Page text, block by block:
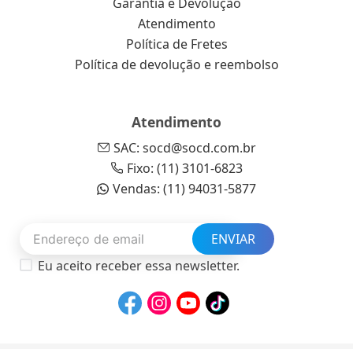
Atendimento
Política de Fretes
Política de devolução e reembolso
Atendimento
SAC: socd@socd.com.br
Fixo: (11) 3101-6823
Vendas: (11) 94031-5877
ENVIAR
Eu aceito receber essa newsletter.